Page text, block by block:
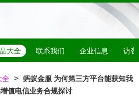
大全 联系我们 企业信息 访客
全 > 蚂蚁金服 为何第三方平台能获知我
值电信业务合规探讨